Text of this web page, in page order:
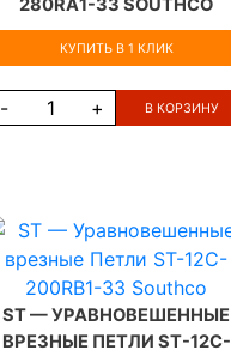
280RA1-33 SOUTHCO
КУПИТЬ В 1 КЛИК
- + В КОРЗИНУ
ST — УРАВНОВЕШЕННЫЕ
ВРЕЗНЫЕ ПЕТЛИ ST-12C-